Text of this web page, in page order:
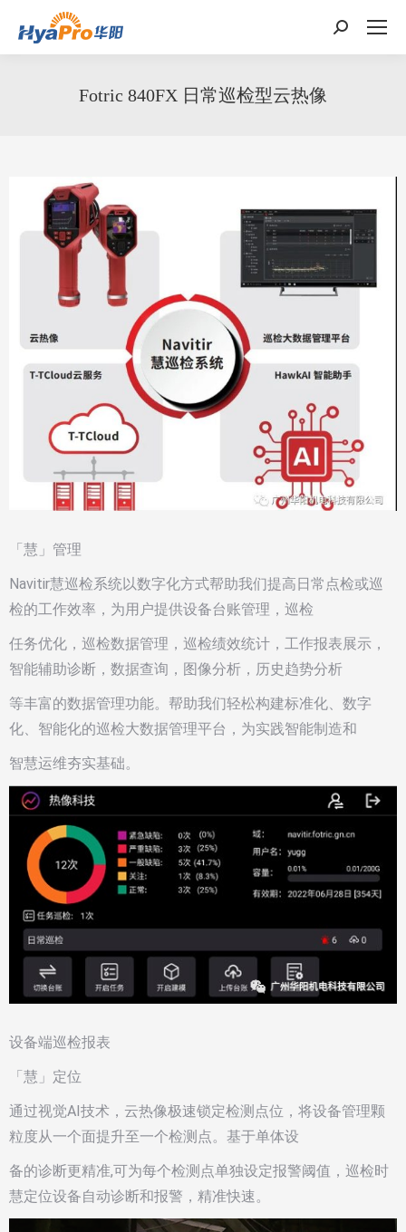
搜
索：
Fotric 840FX 日常巡检型云热像
「慧」管理
Navitir慧巡检系统以数字化方式帮助我们提高日常点检或巡
检的工作效率，为用户提供设备台账管理，巡检
任务优化，巡检数据管理，巡检绩效统计，工作报表展示，
智能辅助诊断，数据查询，图像分析，历史趋势分析
等丰富的数据管理功能。帮助我们轻松构建标准化、数字
化、智能化的巡检大数据管理平台，为实践智能制造和
智慧运维夯实基础。
设备端巡检报表
「慧」定位
通过视觉AI技术，云热像极速锁定检测点位，将设备管理颗
粒度从一个面提升至一个检测点。基于单体设
备的诊断更精准,可为每个检测点单独设定报警阈值，巡检时
慧定位设备自动诊断和报警，精准快速。